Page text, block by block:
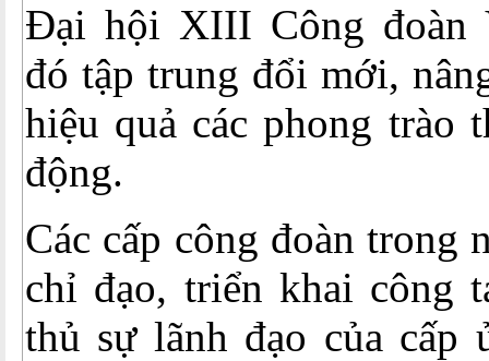
Đại hội XIII Công đoàn
đó tập trung đổi mới,
hiệu quả các phong trào
động.
Các cấp công đoàn trong
chỉ đạo, triển khai công
thủ sự lãnh đạo của cấp